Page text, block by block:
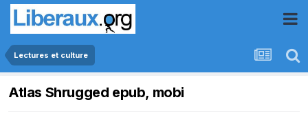
Lectures et culture
Atlas Shrugged epub, mobi